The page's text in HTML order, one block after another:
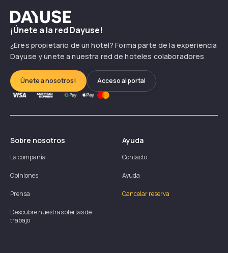
Dayuse
¡Únete a la red Dayuse!
¿Eres propietario de un hotel? Forma parte de la experiencia
Dayuse y únete a nuestra red de hoteles colaboradores
Únete a nosotros! Acceso al portal
Sobre nosotros
La compañía
Opiniones
Prensa
Descubre nuestras ofertas de
trabajo
Ayuda
Contacto
Ayuda
Cancelar reserva